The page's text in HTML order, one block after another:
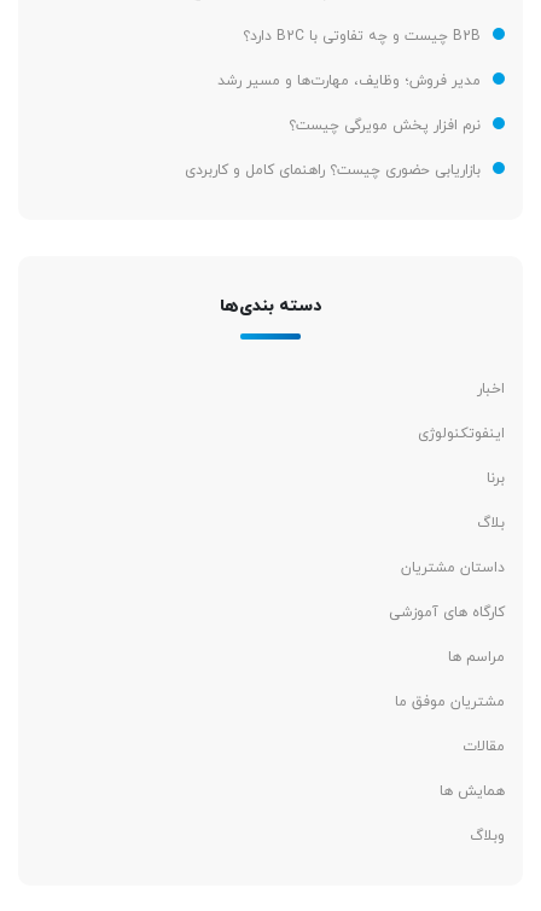
B2B چیست و چه تفاوتی با B2C دارد؟
مدیر فروش؛ وظایف، مهارت‌ها و مسیر رشد
نرم افزار پخش مویرگی چیست؟
بازاریابی حضوری چیست؟ راهنمای کامل و کاربردی
دسته بندی‌ها
اخبار
اینفوتکنولوژی
برنا
بلاگ
داستان مشتریان
کارگاه های آموزشی
مراسم ها
مشتریان موفق ما
مقالات
همایش ها
وبلاگ